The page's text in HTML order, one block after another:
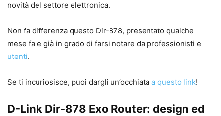
novità del settore elettronica.
Non fa differenza questo Dir-878, presentato qualche
mese fa e già in grado di farsi notare da professionisti e
utenti.
Se ti incuriosisce, puoi dargli un’occhiata a questo link!
D-Link Dir-878 Exo Router: design ed